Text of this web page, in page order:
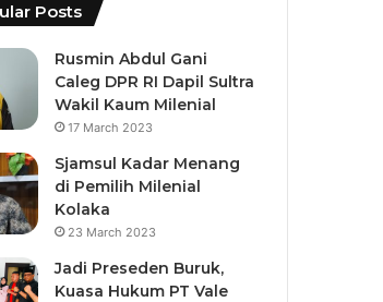
Posts
Rusmin Abdul Gani
Caleg DPR RI Dapil Sultra
Wakil Kaum Milenial
17 March 2023
Sjamsul Kadar Menang
di Pemilih Milenial
Kolaka
23 March 2023
Jadi Preseden Buruk,
Kuasa Hukum PT Vale